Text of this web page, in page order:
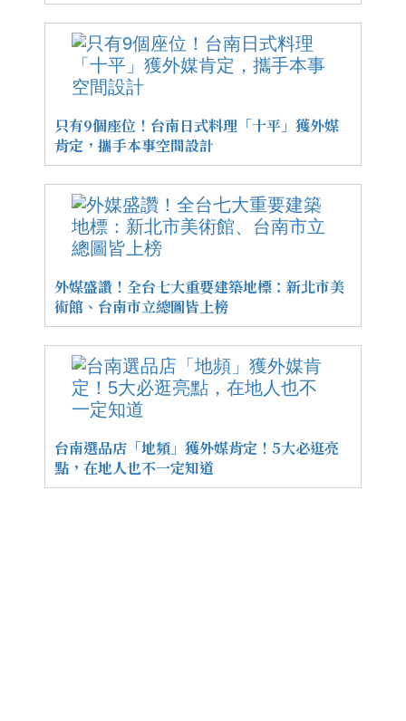
只有9個座位！台南日式料理「十平」獲外媒
肯定，攜手本事空間設計
外媒盛讚！全台七大重要建築地標：新北市美
術館、台南市立總圖皆上榜
台南選品店「地頻」獲外媒肯定！5大必逛亮
點，在地人也不一定知道